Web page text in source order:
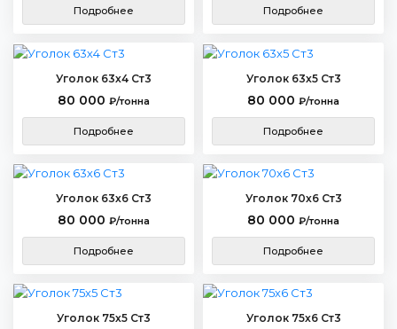
Подробнее Подробнее
Уголок 63х4 Ст3
80 000 ₽/тонна
Подробнее
Уголок 63х5 Ст3
80 000 ₽/тонна
Подробнее
Уголок 63х6 Ст3
80 000 ₽/тонна
Подробнее
Уголок 70х6 Ст3
80 000 ₽/тонна
Подробнее
Уголок 75х5 Ст3 Уголок 75х6 Ст3